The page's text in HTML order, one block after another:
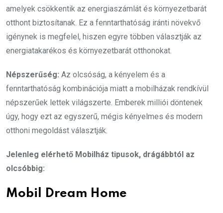
amelyek csökkentik az energiaszámlát és környezetbarát
otthont biztosítanak. Ez a fenntarthatóság iránti növekvő
igénynek is megfelel, hiszen egyre többen választják az
energiatakarékos és környezetbarát otthonokat.
Népszerűség: Az olcsóság, a kényelem és a
fenntarthatóság kombinációja miatt a mobilházak rendkívül
népszerűek lettek világszerte. Emberek milliói döntenek
úgy, hogy ezt az egyszerű, mégis kényelmes és modern
otthoni megoldást választják.
Jelenleg elérhető Mobilház tipusok, drágábbtól az
olcsóbbig:
Mobil Dream Home